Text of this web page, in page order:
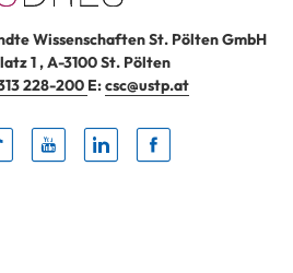
Wissenschaften St. Pölten GmbH
1,A-3100St. Pölten
228-200 E:csc@ustp.at